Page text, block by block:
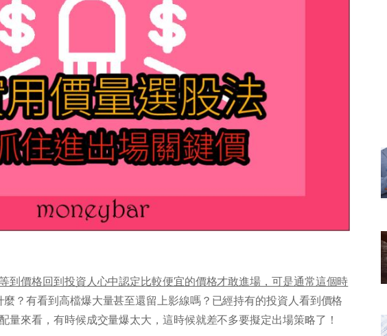
到價格回到投資人心中認定比較便宜的價格才敢進場，可是通常這個時
麼？有看到高檔爆大量甚至還留上影線嗎？已經持有的投資人看到價格
量來看，有時候成交量爆太大，這時候就差不多要擬定出場策略了！